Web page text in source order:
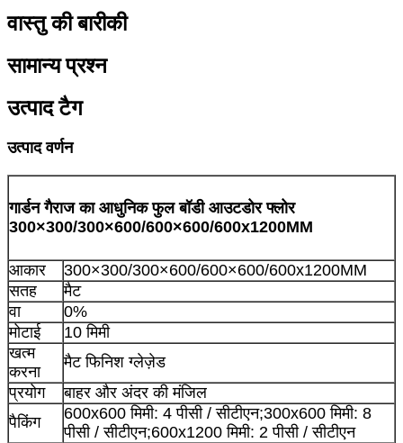
वास्तु की बारीकी
सामान्य प्रश्न
उत्पाद टैग
उत्पाद वर्णन
गार्डन गैराज का आधुनिक फुल बॉडी आउटडोर फ्लोर
300×300/300×600/600×600/600x1200MM
आकार
300×300/300×600/600×600/600x1200MM
सतह
मैट
वा
0%
मोटाई
10 मिमी
खत्म
करना
मैट फिनिश ग्लेज़ेड
प्रयोग
बाहर और अंदर की मंजिल
पैकिंग
600x600 मिमी: 4 पीसी / सीटीएन;300x600 मिमी: 8
पीसी / सीटीएन;600x1200 मिमी: 2 पीसी / सीटीएन